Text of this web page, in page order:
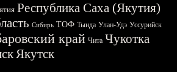
Республика Саха (Якутия)
Сибирь ТОФ Тында Улан-Удэ Уссурийск
край Чита Чукотка
Якутск